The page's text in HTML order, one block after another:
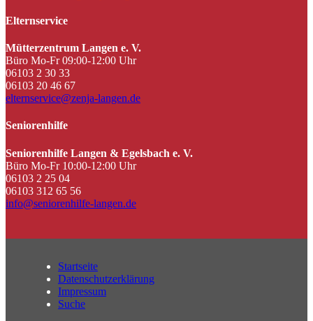
Elternservice
Mütterzentrum Langen e. V.
Büro Mo-Fr 09:00-12:00 Uhr
06103 2 30 33
06103 20 46 67
elternservice@zenja-langen.de
Seniorenhilfe
Seniorenhilfe Langen & Egelsbach e. V.
Büro Mo-Fr 10:00-12:00 Uhr
06103 2 25 04
06103 312 65 56
info@seniorenhilfe-langen.de
Startseite
Datenschutzerklärung
Impressum
Suche